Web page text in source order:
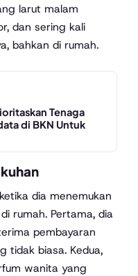
larut malam
dan sering kali
bahkan di rumah.
Tenaga
di BKN Untuk
dia menemukan
rumah. Pertama, dia
pembayaran
tidak biasa. Kedua,
wanita yang